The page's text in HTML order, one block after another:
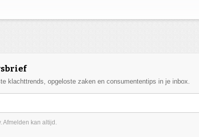
klachttrends, opgeloste zaken en consumententips in je inbox.
Afmelden kan altijd.